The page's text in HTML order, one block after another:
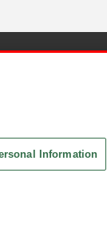
Information